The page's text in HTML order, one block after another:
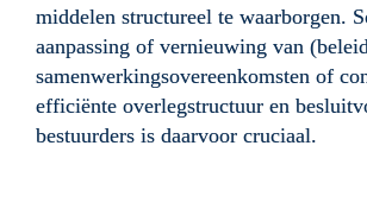
middelen structureel te waarborgen.
aanpassing of vernieuwing van
samenwerkingsovereenkomsten of
efficiënte overlegstructuur en
bestuurders is daarvoor cruciaal.